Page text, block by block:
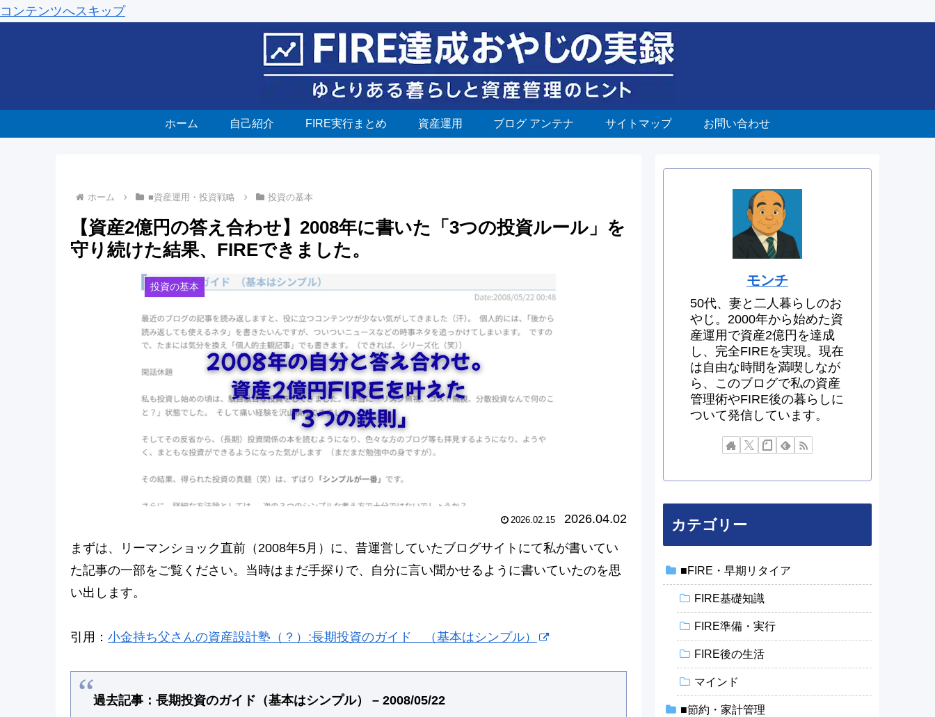
コンテンツへスキップ
ホーム 自己紹介 FIRE実行まとめ 資産運用 ブログ アンテナ サイトマップ お問い合わせ
ホーム ■資産運用・投資戦略 投資の基本
【資産2億円の答え合わせ】2008年に書いた「3つの投資ルール」を
守り続けた結果、FIREできました。
投資の基本
2026.02.15 2026.04.02
まずは、リーマンショック直前（2008年5月）に、昔運営していたブログサイトにて私が書いてい
た記事の一部をご覧ください。当時はまだ手探りで、自分に言い聞かせるように書いていたのを思
い出します。
引用： 小金持ち父さんの資産設計塾（？）:長期投資のガイド （基本はシンプル）
過去記事：長期投資のガイド（基本はシンプル） – 2008/05/22
モンチ
50代、妻と二人暮らしのお
やじ。2000年から始めた資
産運用で資産2億円を達成
し、完全FIREを実現。現在
は自由な時間を満喫しなが
ら、このブログで私の資産
管理術やFIRE後の暮らしに
ついて発信しています。
カテゴリー
■FIRE・早期リタイア
FIRE基礎知識
FIRE準備・実行
FIRE後の生活
マインド
■節約・家計管理